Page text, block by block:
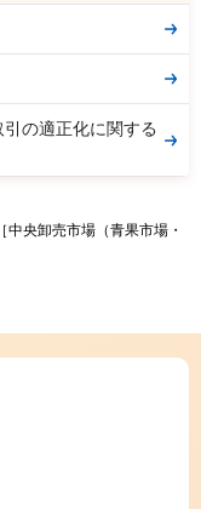
の適正化に関する
中央卸売市場（青果市場・